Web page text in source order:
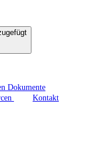
Dokumente
Kontakt